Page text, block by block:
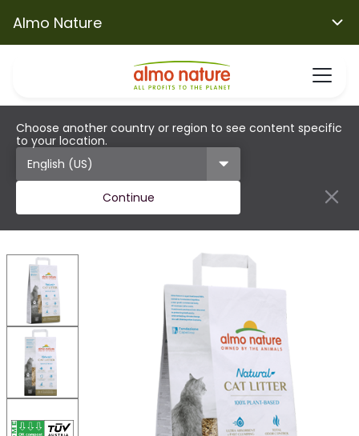
Almo Nature
Choose another country or region to see content specific
to your location.
Continue